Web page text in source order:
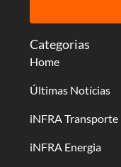
Categorias
Home
Últimas Notícias
iNFRA Transporte
iNFRA Energia